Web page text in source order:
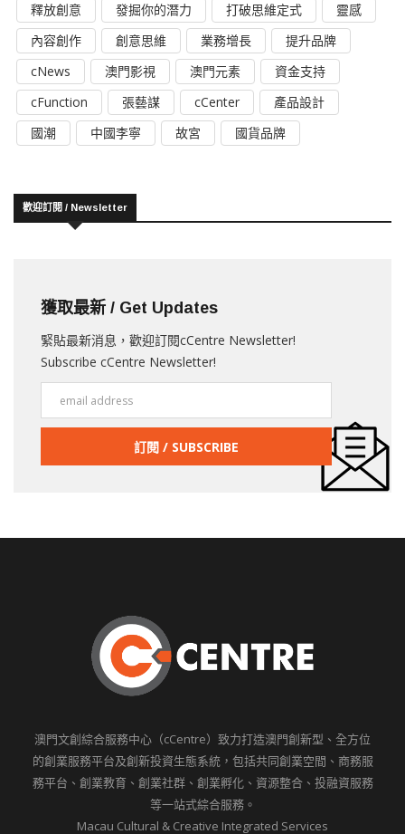
釋放創意
發掘你的潛力 打破思維定式
靈感
內容創作
創意思維 業務增長
提升品牌
cNews
澳門影視 澳門元素
資金支持
cFunction
張藝謀 cCenter
產品設計
國潮
中國李寧 故宮 國貨品牌
歡迎訂閱 / Newsletter
獲取最新 / Get Updates
緊貼最新消息，歡迎訂閱cCentre Newsletter!
Subscribe cCentre Newsletter!
澳門文創綜合服務中心（cCentre）致力打造澳門創新型、全方位
的創業服務平台及創新投資生態系統，包括共同創業空間、商務服
務平台、創業教育、創業社群、創業孵化、資源整合、投融資服務
等一站式綜合服務。
Macau Cultural & Creative Integrated Services